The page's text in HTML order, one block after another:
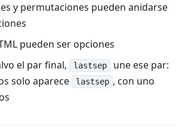
y permutaciones pueden anidarse
pueden ser opciones
el par final, lastsep
une ese par:
solo aparece
lastsep , con uno